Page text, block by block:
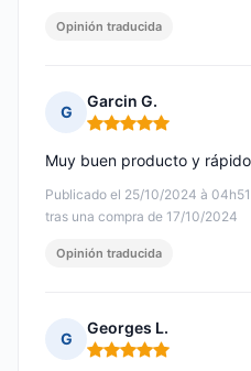
Opinión traducida
G
Garcin G.
Nota: 5 de 5
Publicado el 25/10/2024 à 04h51
tras una compra de 17/10/2024
Muy buen producto y rápido
Opinión traducida
G
Georges L.
Nota: 5 de 5